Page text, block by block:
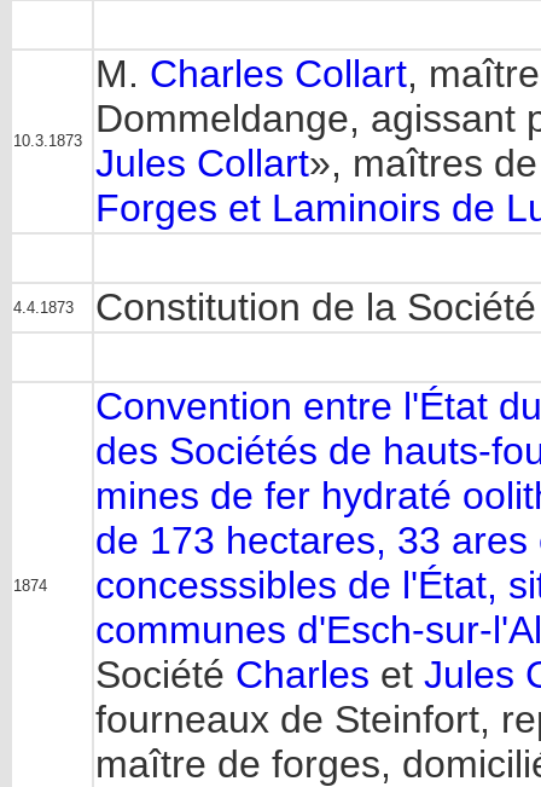
10.3.1873
M. Charles Collart,
Dommeldange, agissant
Jules Collart», maîtres
Forges et Laminoirs de
4.4.1873 Constitution de la
1874
Convention entre l'État
des Sociétés de hauts-
mines de fer hydraté
de 173 hectares, 33
concesssibles de l'État,
communes d'Esch-sur-
Société Charles et Jules
fourneaux de Steinfort,
maître de forges,